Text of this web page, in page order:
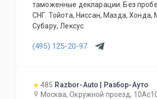
таможенные декларации. Без
СНГ. Тойота, Ниссан, Мазда, Хонда,
Субару, Лексус.
(495) 125-20-97
485 Razbor-Auto | Разбор-Ауто
Москва, Окружной проезд,